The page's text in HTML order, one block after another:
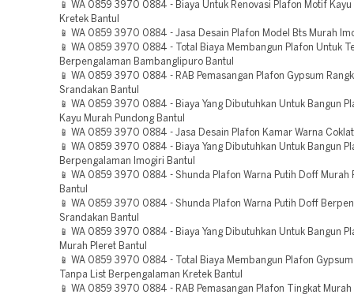
📱 WA 0859 3970 0884 - Biaya Untuk Renovasi Plafon Motif
Kretek Bantul
📱 WA 0859 3970 0884 - Jasa Desain Plafon Model Bts Murah
📱 WA 0859 3970 0884 - Total Biaya Membangun Plafon Untuk
Berpengalaman Bambanglipuro Bantul
📱 WA 0859 3970 0884 - RAB Pemasangan Plafon Gypsum
Srandakan Bantul
📱 WA 0859 3970 0884 - Biaya Yang Dibutuhkan Untuk Bangun
Kayu Murah Pundong Bantul
📱 WA 0859 3970 0884 - Jasa Desain Plafon Kamar Warna
📱 WA 0859 3970 0884 - Biaya Yang Dibutuhkan Untuk Bangun
Berpengalaman Imogiri Bantul
📱 WA 0859 3970 0884 - Shunda Plafon Warna Putih Doff Murah
Bantul
📱 WA 0859 3970 0884 - Shunda Plafon Warna Putih Doff
Srandakan Bantul
📱 WA 0859 3970 0884 - Biaya Yang Dibutuhkan Untuk Bangun
Murah Pleret Bantul
📱 WA 0859 3970 0884 - Total Biaya Membangun Plafon
Tanpa List Berpengalaman Kretek Bantul
📱 WA 0859 3970 0884 - RAB Pemasangan Plafon Tingkat